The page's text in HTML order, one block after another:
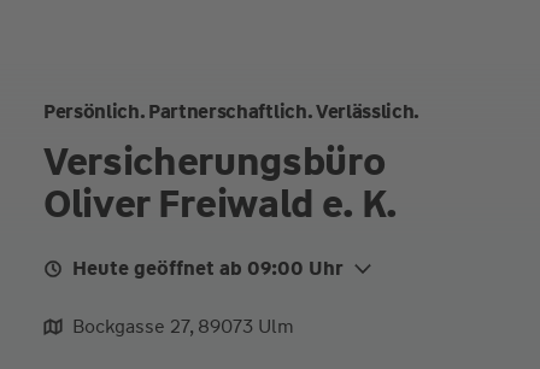
Persönlich. Partnerschaftlich. Verlässlich.
Versicherungsbüro
Oliver Freiwald e. K.
Heute geöffnet ab 09:00 Uhr
Mo.
09:00 - 12:00
Bockgasse 27, 89073 Ulm